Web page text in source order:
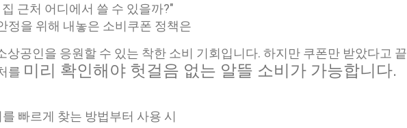
근처 어디에서 쓸 수 있을까?"
정을 위해 내놓은 소비쿠폰 정책은
상공인을 응원할 수 있는 착한 소비 기회입니다. 하지만 쿠폰만 받았다고 끝
를 미리 확인해야 헛걸음 없는 알뜰 소비가 가능합니다.
빠르게 찾는 방법부터 사용 시